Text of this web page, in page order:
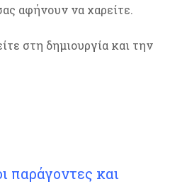
αφήνουν να χαρείτε.
στη δημιουργία και την
παράγοντες και